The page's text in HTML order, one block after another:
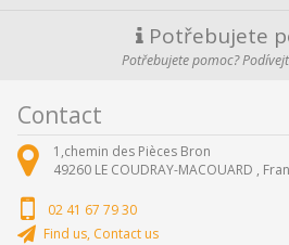
Potřebujete
Potřebujete pomoc?
Contact
1,chemin des Pièces Bron
49260 LE COUDRAY-MACOUARD ,
02 41 67 79 30
Find us, Contact us